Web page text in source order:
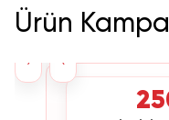
Ürün
‹
›